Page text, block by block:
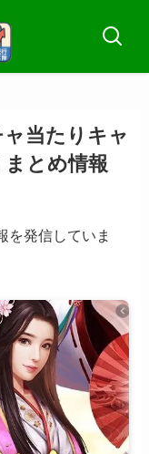
ャ当たりキャ
とめ情報
を発信していま